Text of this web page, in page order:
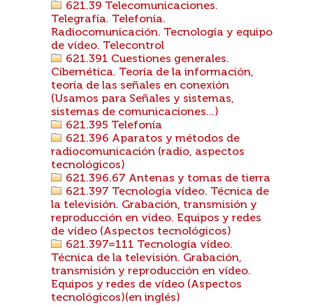
621.39 Telecomunicaciones.
Telegrafía. Telefonía.
Radiocomunicación. Tecnología y equipo
de vídeo. Telecontrol
621.391 Cuestiones generales.
Cibernética. Teoría de la información,
teoría de las señales en conexión
(Usamos para Señales y sistemas,
sistemas de comunicaciones...)
621.395 Telefonía
621.396 Aparatos y métodos de
radiocomunicación (radio, aspectos
tecnológicos)
621.396.67 Antenas y tomas de tierra
621.397 Tecnología vídeo. Técnica de
la televisión. Grabación, transmisión y
reproducción en vídeo. Equipos y redes
de vídeo (Aspectos tecnológicos)
621.397=111 Tecnología vídeo.
Técnica de la televisión. Grabación,
transmisión y reproducción en vídeo.
Equipos y redes de vídeo (Aspectos
tecnológicos)(en inglés)